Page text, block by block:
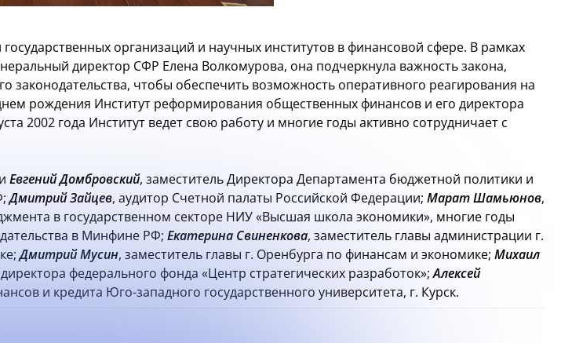
организаций и научных институтов в финансовой сфере. В рамках
директор СФР Елена Волкомурова, она подчеркнула важность закона,
чтобы обеспечить возможность оперативного реагирования на
рождения Институт реформирования общественных финансов и его директора
2002 года Институт ведет свою работу и многие годы активно сотрудничает с
Евгений Домбровский, заместитель Директора Департамента бюджетной политики и
Дмитрий Зайцев, аудитор Счетной палаты Российской Федерации; Марат Шамьюнов,
в государственном секторе НИУ «Высшая школа экономики», многие годы
в Минфине РФ; Екатерина Свиненкова, заместитель главы администрации г.
Дмитрий Мусин, заместитель главы г. Оренбурга по финансам и экономике; Михаил
федерального фонда «Центр стратегических разработок»;Алексей
и кредита Юго-западного государственного университета, г. Курск.